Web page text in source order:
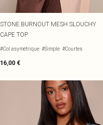
STONE BURNOUT MESH SLOUCHY
CAPE TOP
#Col asymétrique #Simple #Courtes
16,00 €